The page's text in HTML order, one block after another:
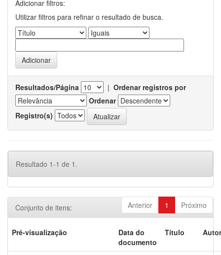
Adicionar filtros:
Utilizar filtros para refinar o resultado de busca.
Resultados/Página | Ordenar registros por
Ordenar
Registro(s)
Resultado 1-1 de 1.
Anterior 1 Próximo
Conjunto de itens:
Pré-visualização
Data do
documento
Título